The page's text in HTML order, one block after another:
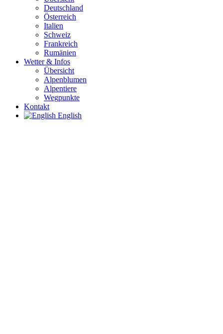
Deutschland
Österreich
Italien
Schweiz
Frankreich
Rumänien
Wetter & Infos
Übersicht
Alpenblumen
Alpentiere
Wegpunkte
Kontakt
English